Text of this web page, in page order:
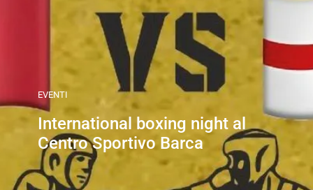
EVENTI
International boxing night al
Centro Sportivo Barca